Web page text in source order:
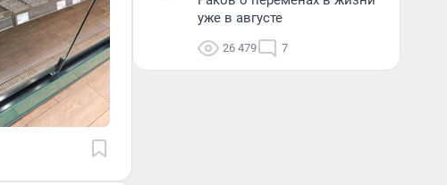
уже в августе
26 479 7